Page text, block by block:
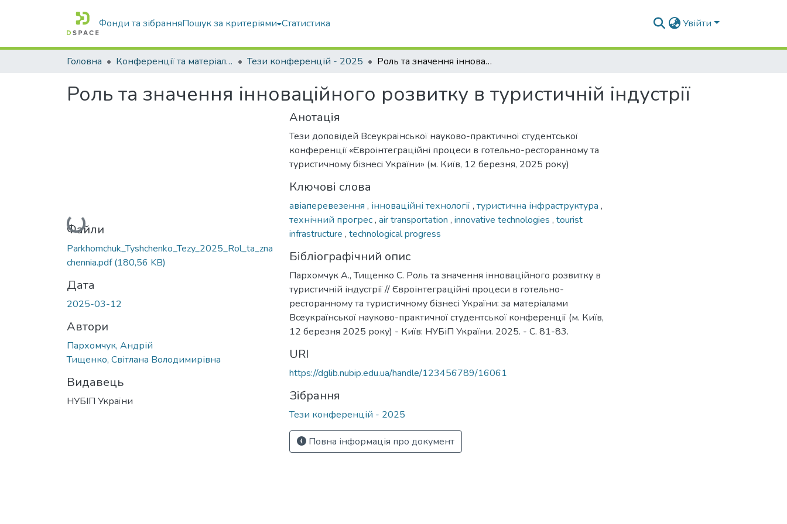
Фонди та зібранняПошук за критеріями Статистика Увійти
Головна Конференції та матеріали конференцій Тези конференцій - 2025 Роль та значення інноваційного розвитку в туристичній індустрії
Роль та значення інноваційного розвитку в туристичній індустрії
Вантажиться...
Файли
Parkhomchuk_Tyshchenko_Tezy_2025_Rol_ta_zna
chennia.pdf(180,56 KB)
Дата
2025-03-12
Автори
Пархомчук, Андрій
Тищенко, Світлана Володимирівна
Видавець
НУБІП України
Анотація
Тези доповідей Всеукраїнської науково-практичної студентської
конференції «Євроінтеграційні процеси в готельно-ресторанному та
туристичному бізнесі України» (м. Київ, 12 березня, 2025 року)
Ключові слова
авіаперевезення , інноваційні технології, туристична інфраструктура ,
технічний прогрес, air transportation , innovative technologies , tourist
infrastructure , technological progress
Бібліографічний опис
Пархомчук А., Тищенко С. Роль та значення інноваційного розвитку в
туристичній індустрії // Євроінтеграційні процеси в готельно-
ресторанному та туристичному бізнесі України: за матеріалами
Всеукраїнської науково-практичної студентської конференції (м. Київ,
12 березня 2025 року) - Київ: НУБіП України. 2025. - С. 81-83.
URI
https://dglib.nubip.edu.ua/handle/123456789/16061
Зібрання
Тези конференцій - 2025
Повна інформація про документ